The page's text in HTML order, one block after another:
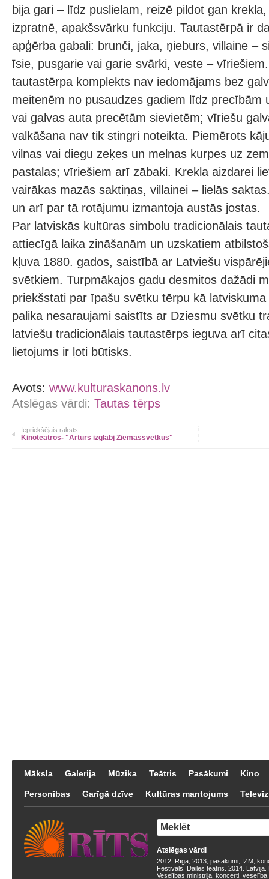
bija gari – līdz puslielam, reizē pildot gan
izpratnē, apakšsvārku funkciju. Tautastērpā ir
apģērba gabali: brunči, jaka, ņieburs, villaine –
īsie, pusgarie vai garie svārki, veste –
tautastērpa komplekts nav iedomājams bez
meitenēm no pusaudzes gadiem līdz precībām
vai galvas auta precētām sievietēm; vīriešu
valkāšana nav tik stingri noteikta. Piemērots
vilnas vai diegu zeķes un melnas kurpes uz
pastalas; vīriešiem arī zābaki. Krekla aizdarei
vairākas mazās saktiņas, villainei – lielās
un arī par tā rotājumu izmantoja austās jostas.
Par latviskās kultūras simbolu tradicionālais
attiecīgā laika zināšanām un uzskatiem
kļuva 1880. gados, saistībā ar Latviešu
svētkiem. Turpmākajos gadu desmitos dažādi
priekšstati par īpašu svētku tērpu kā
palika nesaraujami saistīts ar Dziesmu svētku
latviešu tradicionālais tautastērps ieguva arī
lietojums ir ļoti būtisks.
Avots: www.kulturaskanons.lv
Atslēgas vārdi: Tautas tērps
Iepriekšējais raksts
Kinoteātros- "Arturs izglābj Ziemassvētkus"
Māksla Galerija Mūzika Teātris Pasākumi Kino
Personības Garīgā dzīve Kultūras mantojums
Atslēgas vārdi
2012 Rīga 2013 pasākumi IZM
Festivāls
Dailes teātris 2014 Latvija
Veselības ministrija koncerti veselība